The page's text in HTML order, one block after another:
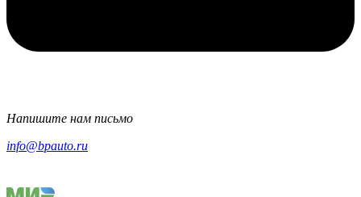
Напишите нам письмо
info@bpauto.ru